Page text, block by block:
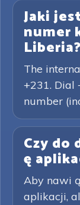
Jaki
numer
Liberia?
The
+231. Dial
number
Czy do
ę
Aby nawi
aplikacji,